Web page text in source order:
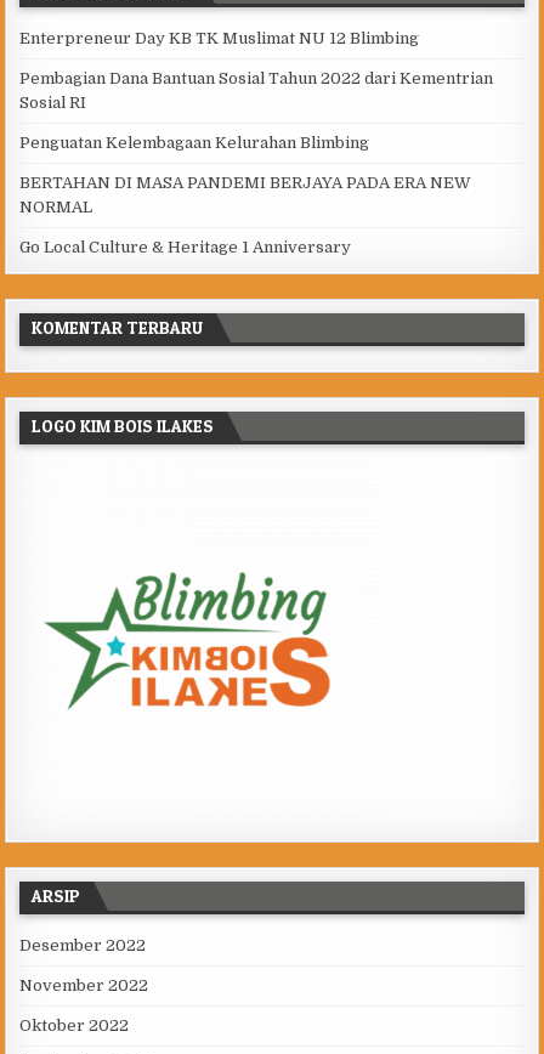
Enterpreneur Day KB TK Muslimat NU 12 Blimbing
Pembagian Dana Bantuan Sosial Tahun 2022 dari Kementrian
Sosial RI
Penguatan Kelembagaan Kelurahan Blimbing
BERTAHAN DI MASA PANDEMI BERJAYA PADA ERA NEW
NORMAL
Go Local Culture & Heritage 1 Anniversary
KOMENTAR TERBARU
LOGO KIM BOIS ILAKES
ARSIP
Desember 2022
November 2022
Oktober 2022